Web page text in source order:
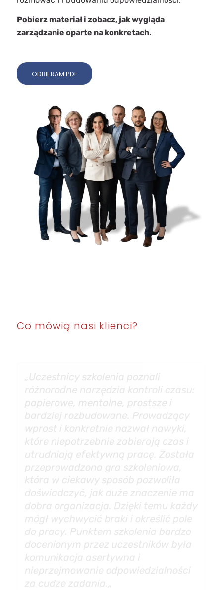
Pobierz materiał i zobacz, jak wygląda
zarządzanie oparte na konkretach.
ODBIERAM PDF
Co mówią nasi klienci?
„Uczestnicy szkolenia poznali
różnorodne narzędzia kontroli czasu:
papierowe, mentalne, prostsze i
bardziej rozbudowane. Prowadzący
wprost i konkretnie nazwał nawyki,
które niepotrzebnie zabierają czas i
utrudniają efektywną pracę. Została
przeprowadzona gra szkoleniowa,
która w ciekawy sposób pozwoliła
doświadczyć, jak duże znaczenie ma
dobra organizacja. Dzięki temu każdy
mógł wychwycić braki i określić pole
do pracy. Punktem szkolenia bardzo
docenionym przez uczestników była
komunikacja asertywna i
nieprzejmowanie odpowiedzialności
za cudze zadania.„